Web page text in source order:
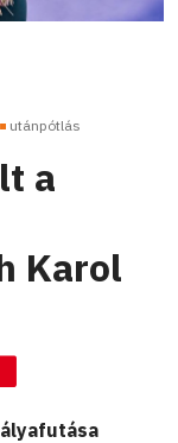
utánpótlás
a
Karol